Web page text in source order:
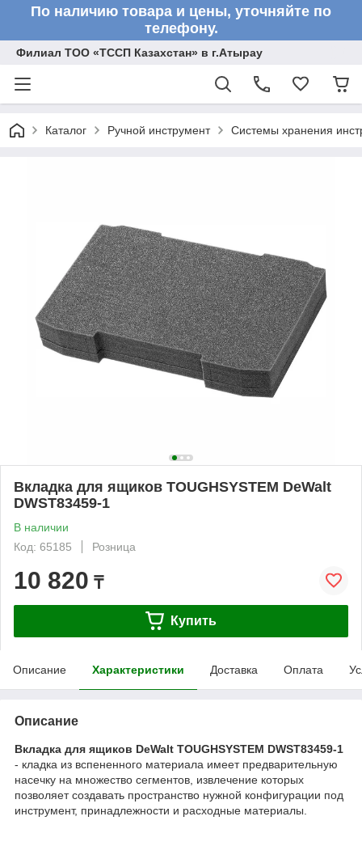
По наличию товара и цены, уточняйте по
телефону.
Филиал ТОО «ТССП Казахстан» в г.Атырау
Каталог Ручной инструмент Системы хранения
Вкладка для ящиков TOUGHSYSTEM DeWalt
DWST83459-1
В наличии
Код: 65185
Розница
10 820 ₸
Купить
Описание Характеристики Доставка Оплата
Описание
Вкладка для ящиков DeWalt TOUGHSYSTEM DWST83459-1
- кладка из вспененного материала имеет предварительную
насечку на множество сегментов, извлечение которых
позволяет создавать пространство нужной конфигурации под
инструмент, принадлежности и расходные материалы.